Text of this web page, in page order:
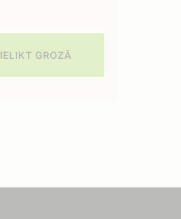
IELIKT GROZĀ